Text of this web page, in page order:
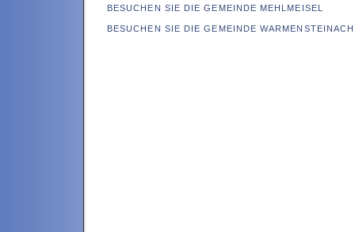
BESUCHEN SIE DIE GEMEINDE MEHLMEISEL
BESUCHEN SIE DIE GEMEINDE WARMENSTEINACH